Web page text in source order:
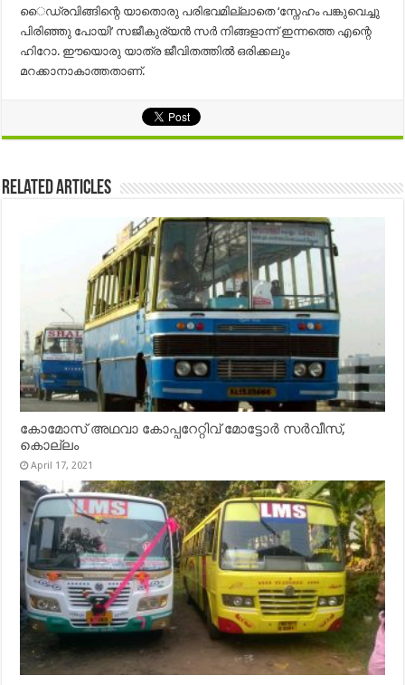
ൈഡ്രവിങ്ങിന്റെ യാതൊരു പരിഭവമില്ലാതെ ‘സ്നേഹം പങ്കുവെച്ചു
പിരിഞ്ഞു പോയി’ സജീകുര്യൻ സർ നിങ്ങളാന്ന് ഇന്നത്തെ എന്റെ
ഹിറോ. ഈയൊരു യാത്ര ജീവിതത്തിൽ ഒരിക്കലും
മറക്കാനാകാത്തതാണ്.
Related Articles
കോമോസ് അഥവാ കോപ്പറേറ്റിവ് മോട്ടോര്‍ സര്‍വീസ്,
കൊല്ലം
April 17, 2021